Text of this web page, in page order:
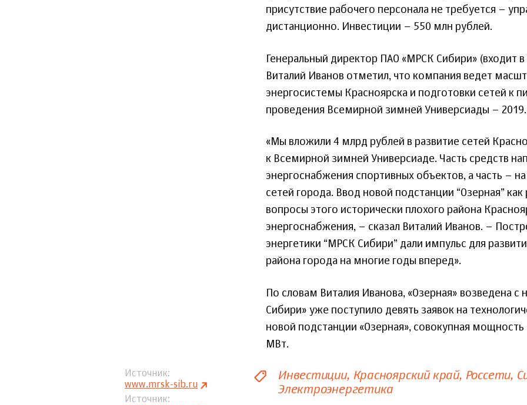
присутствие рабочего персонала не требуется –
дистанционно. Инвестиции – 550 млн рублей.
Генеральный директор ПАО «МРСК Сибири» (входит
Виталий Иванов отметил, что компания ведет
энергосистемы Красноярска и подготовки сетей к
проведения Всемирной зимней Универсиады – 2019.
«Мы вложили 4 млрд рублей в развитие сетей
к Всемирной зимней Универсиаде. Часть средств
энергоснабжения спортивных объектов, а часть –
сетей города. Ввод новой подстанции “Озерная”
вопросы этого исторически плохого района
энергоснабжения, – сказал Виталий Иванов. –
энергетики “МРСК Сибири” дали импульс для
района города на многие годы вперед».
По словам Виталия Иванова, «Озерная» возведена
Сибири» уже поступило девять заявок на
новой подстанции «Озерная», совокупная мощность
МВт.
Источник
www.mrsk-sib.ru
Источник
Инвестиции Красноярский край Россети
Электроэнергетика